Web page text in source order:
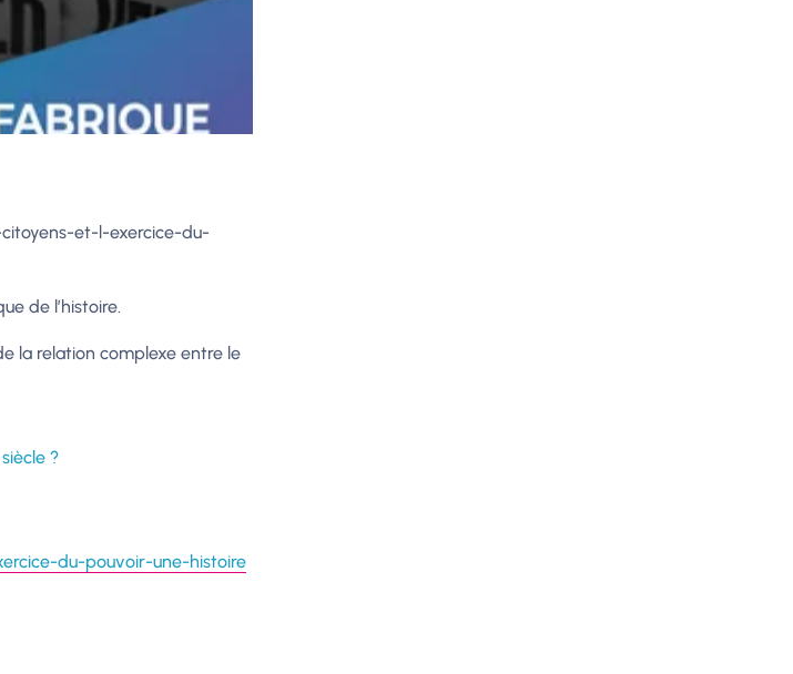
et-l-exercice-du-
de l’histoire.
la relation complexe entre le
?
du-pouvoir-une-histoire